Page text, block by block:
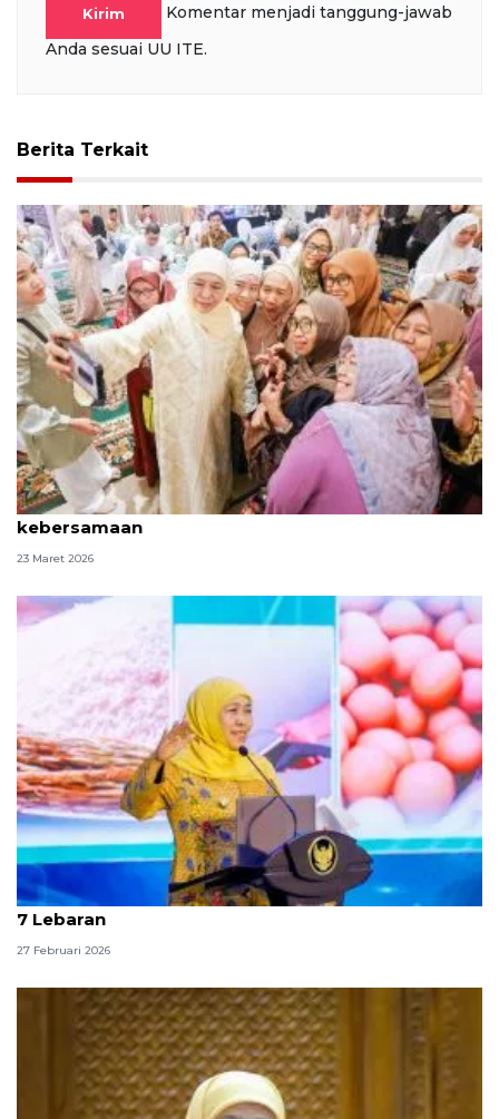
Kirim
Komentar menjadi tanggung-jawab
Anda sesuai UU ITE.
Berita Terkait
Khofifah: Tradisi "riyayan" meneguhkan komitmen
kebersamaan
23 Maret 2026
Khofifah imbau pengusaha bayar THR maksimal H-
7 Lebaran
27 Februari 2026